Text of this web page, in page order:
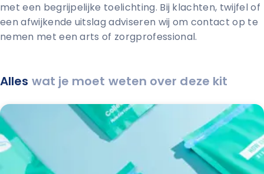
met een begrijpelijke toelichting. Bij klachten, twijfel of
een afwijkende uitslag adviseren wij om contact op te
nemen met een arts of zorgprofessional.
Alles wat je moet weten over deze kit